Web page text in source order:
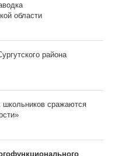
области
района
школьников сражаются